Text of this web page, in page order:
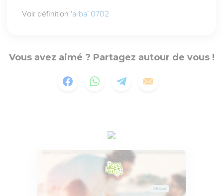
Voir définition 'arba` 0702
Vous avez aimé ? Partagez autour de vous !